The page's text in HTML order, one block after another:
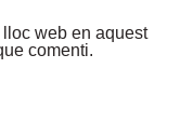
web en aquest
comenti.